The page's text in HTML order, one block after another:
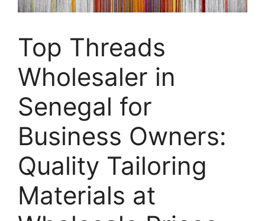
Top Threads
Wholesaler in
Senegal for
Business Owners:
Quality Tailoring
Materials at